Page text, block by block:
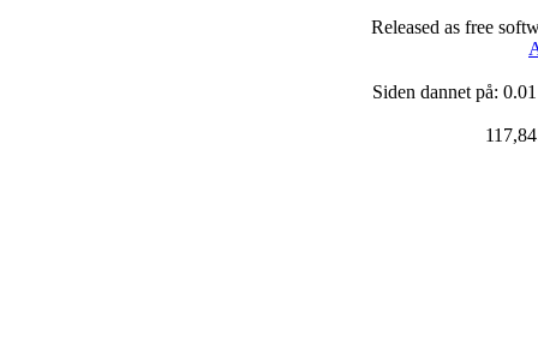
Released as free
Siden dannet på: